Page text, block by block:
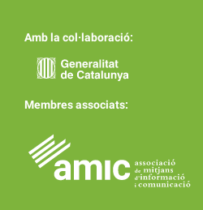
Amb la col·laboració:
Membres associats: